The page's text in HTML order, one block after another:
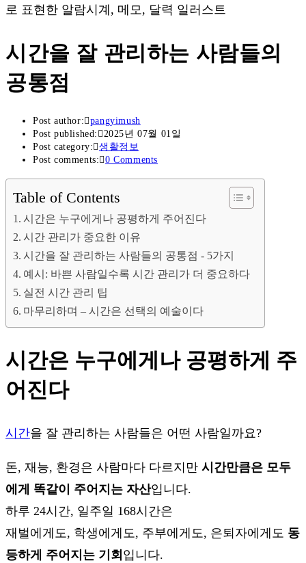
로 표현한 알람시계, 메모, 달력 일러스트
시간을 잘 관리하는 사람들의
공통점
Post author:
pangyimush
Post published:
2025년 07월 01일
Post category:
생활정보
Post comments:
0 Comments
Table of Contents
시간은 누구에게나 공평하게 주어진다
시간 관리가 중요한 이유
시간을 잘 관리하는 사람들의 공통점 - 5가지
예시: 바쁜 사람일수록 시간 관리가 더 중요하다
실전 시간 관리 팁
마무리하며 – 시간은 선택의 예술이다
시간은 누구에게나 공평하게 주
어진다
시간을 잘 관리하는 사람들은 어떤 사람일까요?
돈, 재능, 환경은 사람마다 다르지만 시간만큼은 모두
에게 똑같이 주어지는 자산입니다.
하루 24시간, 일주일 168시간은
재벌에게도, 학생에게도, 주부에게도, 은퇴자에게도 동
등하게 주어지는 기회 입니다.